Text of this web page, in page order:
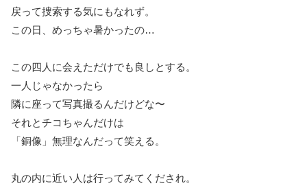
戻って捜索する気にもなれず。
この日、めっちゃ暑かったの…
この四人に会えただけでも良しとする。
一人じゃなかったら
隣に座って写真撮るんだけどな〜
それとチコちゃんだけは
「銅像」無理なんだって笑える。
丸の内に近い人は行ってみてくだされ。